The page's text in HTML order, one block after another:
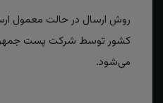
روش ارسال در حالت معمول
کشور توسط شرکت پست
می‌شود.